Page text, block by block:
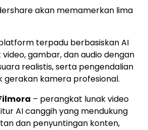
akan memamerkan lima
terpadu berbasiskan AI
gambar, dan audio dengan
realistis, serta pengendalian
gerakan kamera profesional.
– perangkat lunak video
AI canggih yang mendukung
dan penyuntingan konten,